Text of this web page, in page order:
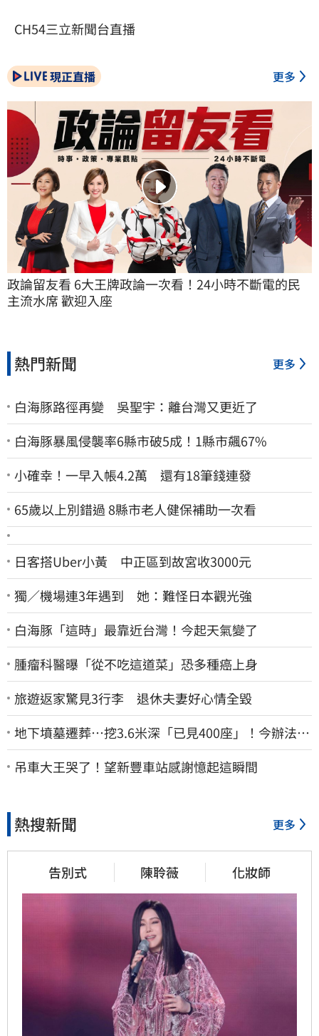
CH54三立新聞台直播
現正直播 更多
政論留友看 6大王牌政論一次看！24小時不斷電的民
主流水席 歡迎入座
熱門新聞 更多
白海豚路徑再變 吳聖宇：離台灣又更近了
白海豚暴風侵襲率6縣市破5成！1縣市飆67%
小確幸！一早入帳4.2萬 還有18筆錢連發
65歲以上別錯過 8縣市老人健保補助一次看
日客搭Uber小黃 中正區到故宮收3000元
獨／機場連3年遇到 她：難怪日本觀光強
白海豚「這時」最靠近台灣！今起天氣變了
腫瘤科醫曝「從不吃這道菜」恐多種癌上身
旅遊返家驚見3行李 退休夫妻好心情全毀
地下墳墓遷葬…挖3.6米深「已見400座」！今辦法會
安撫祖先
吊車大王哭了！望新豐車站感謝憶起這瞬間
熱搜新聞 更多
告別式 陳聆薇 化妝師